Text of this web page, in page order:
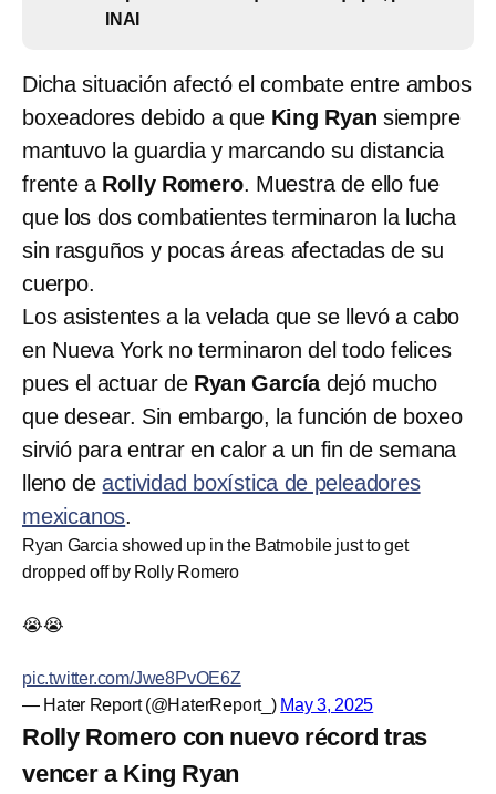
INAI
Dicha situación afectó el combate entre ambos
boxeadores debido a que King Ryan siempre
mantuvo la guardia y marcando su distancia
frente a Rolly Romero. Muestra de ello fue
que los dos combatientes terminaron la lucha
sin rasguños y pocas áreas afectadas de su
cuerpo.
Los asistentes a la velada que se llevó a cabo
en Nueva York no terminaron del todo felices
pues el actuar de Ryan Garcíadejó mucho
que desear. Sin embargo, la función de boxeo
sirvió para entrar en calor a un fin de semana
lleno deactividad boxística de peleadores
mexicanos.
Ryan Garcia showed up in the Batmobile just to get
dropped off by Rolly Romero
😭😭
pic.twitter.com/Jwe8PvOE6Z
— Hater Report (@HaterReport_) May 3, 2025
Rolly Romero con nuevo récord tras
vencer a King Ryan